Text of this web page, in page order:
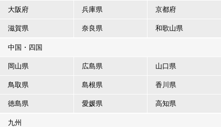
大阪府 兵庫県 京都府
滋賀県 奈良県 和歌山県
中国・四国
岡山県 広島県 山口県
鳥取県 島根県 香川県
徳島県 愛媛県 高知県
九州